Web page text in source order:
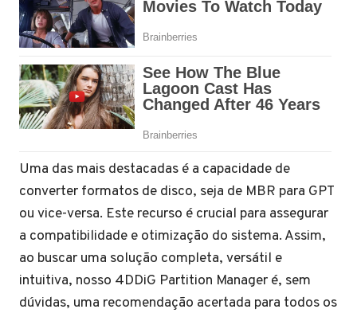
Uma das mais destacadas é a capacidade de
converter formatos de disco, seja de MBR para GPT
ou vice-versa. Este recurso é crucial para assegurar
a compatibilidade e otimização do sistema. Assim,
ao buscar uma solução completa, versátil e
intuitiva, nosso 4DDiG Partition Manager é, sem
dúvidas, uma recomendação acertada para todos os